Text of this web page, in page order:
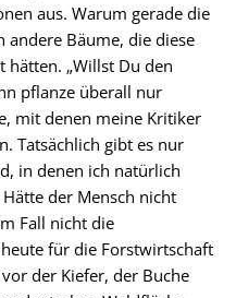
aus. Warum gerade die
andere Bäume, die diese
hätten. „Willst Du den
pflanze überall nur
mit denen meine Kritiker
Tatsächlich gibt es nur
in denen ich natürlich
der Mensch nicht
Fall nicht die
für die Forstwirtschaft
der Kiefer, der Buche